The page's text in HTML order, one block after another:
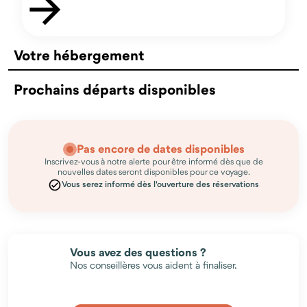
Votre hébergement
Prochains départs disponibles
Pas encore de dates disponibles
Inscrivez-vous à notre alerte pour être informé dès que de
nouvelles dates seront disponibles pour ce voyage.
Vous serez informé dès l'ouverture des réservations
Vous avez des questions ?
Nos conseillères vous aident à finaliser.